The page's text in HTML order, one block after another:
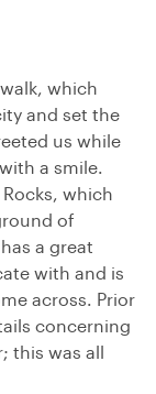
which
and set the
us while
a smile.
which
of
a great
with and is
across. Prior
concerning
this was all